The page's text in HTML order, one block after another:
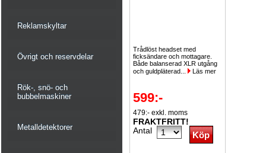
Reklamskyltar
Övrigt och reservdelar
Rök-, snö- och
bubbelmaskiner
Metalldetektorer
Trådlöst headset med
ficksändare och mottagare.
Både balanserad XLR utgång
och guldpläterad...
Läs mer
599:-
479:- exkl. moms
FRAKTFRITT!
Antal